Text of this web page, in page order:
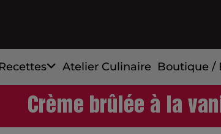
Atelier Culinaire Boutique /
Crème brûlée à la